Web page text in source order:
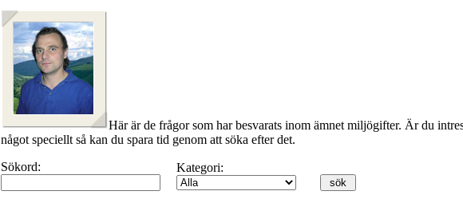
Här är de frågor som har besvarats inom ämnet miljögifter. Är du
något speciellt så kan du spara tid genom att söka efter det.
Sökord:
Kategori: